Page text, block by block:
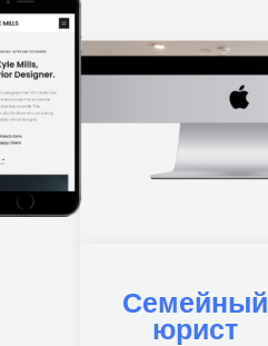
Семейный
юрист